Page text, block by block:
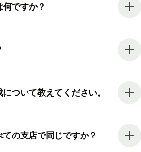
ですか？
ついて教えてください。
の支店で同じですか？